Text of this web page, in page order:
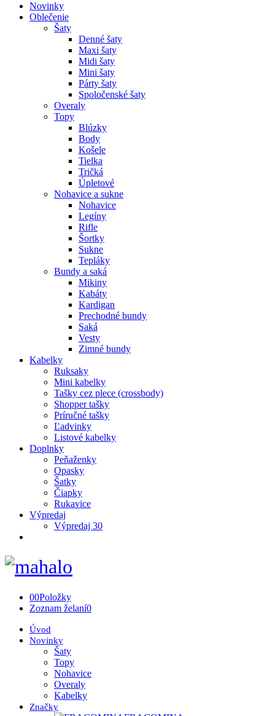
Novinky
Oblečenie
Šaty
Denné šaty
Maxi šaty
Midi šaty
Mini šaty
Párty šaty
Spoločenské šaty
Overaly
Topy
Blúzky
Body
Košele
Tielka
Tričká
Úpletové
Nohavice a sukne
Nohavice
Legíny
Rifle
Šortky
Sukne
Tepláky
Bundy a saká
Mikiny
Kabáty
Kardigan
Prechodné bundy
Saká
Vesty
Zimné bundy
Kabelky
Ruksaky
Mini kabelky
Tašky cez plece (crossbody)
Shopper tašky
Príručné tašky
Ľadvinky
Listové kabelky
Doplnky
Peňaženky
Opasky
Šatky
Čiapky
Rukavice
Výpredaj
Výpredaj 30
00Položky
Zoznam želaní0
Úvod
Novinky
Šaty
Topy
Nohavice
Overaly
Kabelky
Značky